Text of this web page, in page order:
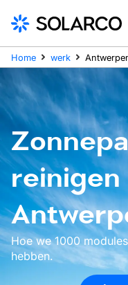
Home werk
Hoe we 1000
hebben.